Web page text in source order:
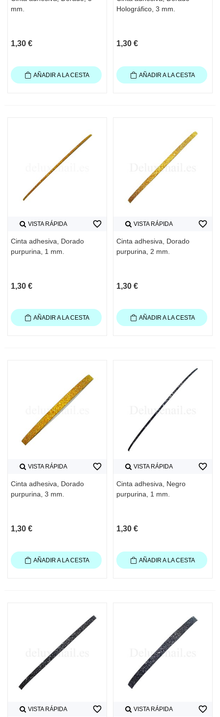
mm.
1,30 €
AÑADIR A LA CESTA
Holográfico, 3 mm.
1,30 €
AÑADIR A LA CESTA
VISTA RÁPIDA
Cinta adhesiva, Dorado
purpurina, 1 mm.
1,30 €
favorite_border
AÑADIR A LA CESTA
VISTA RÁPIDA
Cinta adhesiva, Dorado
purpurina, 2 mm.
1,30 €
favorite_border
AÑADIR A LA CESTA
VISTA RÁPIDA
Cinta adhesiva, Dorado
purpurina, 3 mm.
1,30 €
favorite_border
AÑADIR A LA CESTA
VISTA RÁPIDA
Cinta adhesiva, Negro
purpurina, 1 mm.
1,30 €
favorite_border
AÑADIR A LA CESTA
VISTA RÁPIDA favorite_border VISTA RÁPIDA favorite_border